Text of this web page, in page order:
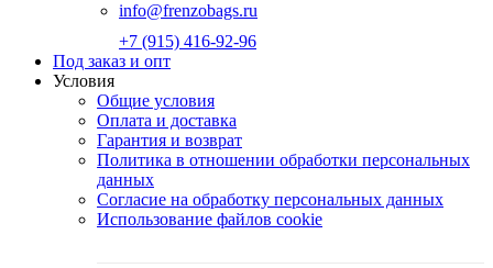
info@frenzobags.ru
‭+7 (915) 416-92-96
Под заказ и опт
Условия
Общие условия
Оплата и доставка
Гарантия и возврат
Политика в отношении обработки персональных
данных
Согласие на обработку персональных данных
Использование файлов cookie